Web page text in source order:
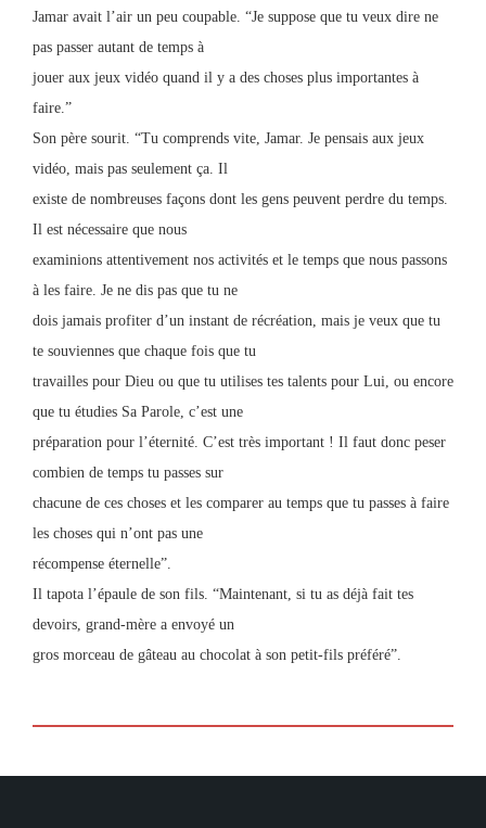
Jamar avait l’air un peu coupable. “Je suppose que tu veux dire ne
pas passer autant de temps à
jouer aux jeux vidéo quand il y a des choses plus importantes à
faire.”
Son père sourit. “Tu comprends vite, Jamar. Je pensais aux jeux
vidéo, mais pas seulement ça. Il
existe de nombreuses façons dont les gens peuvent perdre du temps.
Il est nécessaire que nous
examinions attentivement nos activités et le temps que nous passons
à les faire. Je ne dis pas que tu ne
dois jamais profiter d’un instant de récréation, mais je veux que tu
te souviennes que chaque fois que tu
travailles pour Dieu ou que tu utilises tes talents pour Lui, ou encore
que tu étudies Sa Parole, c’est une
préparation pour l’éternité. C’est très important ! Il faut donc peser
combien de temps tu passes sur
chacune de ces choses et les comparer au temps que tu passes à faire
les choses qui n’ont pas une
récompense éternelle”.
Il tapota l’épaule de son fils. “Maintenant, si tu as déjà fait tes
devoirs, grand-mère a envoyé un
gros morceau de gâteau au chocolat à son petit-fils préféré”.